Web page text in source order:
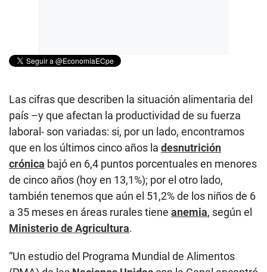
Las cifras que describen la situación alimentaria del
país –y que afectan la productividad de su fuerza
laboral- son variadas: si, por un lado, encontramos
que en los últimos cinco años la desnutrición
crónica bajó en 6,4 puntos porcentuales en menores
de cinco años (hoy en 13,1%); por el otro lado,
también tenemos que aún el 51,2% de los niños de 6
a 35 meses en áreas rurales tiene anemia, según el
Ministerio de Agricultura.
“Un estudio del Programa Mundial de Alimentos